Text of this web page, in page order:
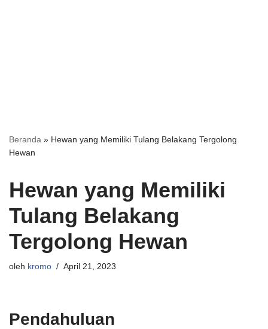
Beranda » Hewan yang Memiliki Tulang Belakang Tergolong
Hewan
Hewan yang Memiliki
Tulang Belakang
Tergolong Hewan
oleh kromo April 21, 2023
Pendahuluan